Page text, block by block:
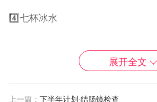
4️⃣七杯冰水
展开全文
上一篇： 下半年计划-结肠镜检查